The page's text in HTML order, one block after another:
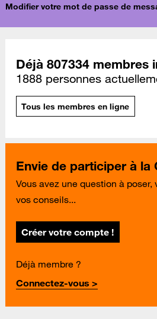
Modifier votre mot de passe de
Déjà 807334 membres
1888 personnes
Tous les membres en ligne
Envie de participer à la
Vous avez une question à
vos conseils...
Créer votre compte !
Déjà membre ?
Connectez-vous >